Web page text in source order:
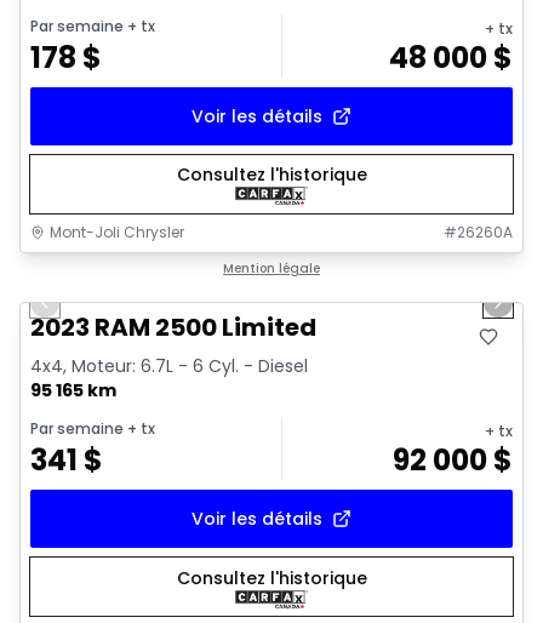
Par semaine + tx
178 $
+ tx
48 000$
Voir les détails
Consultez l'historique
Mont-Joli Chrysler #26260A
Mention légale
Previous slide Next
2023 RAM 2500 Limited
4x4, Moteur: 6.7L - 6 Cyl. - Diesel
95 165 km
Par semaine + tx
341 $
+ tx
92 000$
Voir les détails
Consultez l'historique